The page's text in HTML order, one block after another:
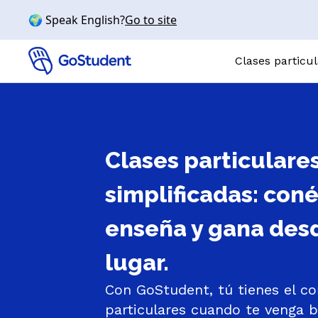
🌍 Speak English?Go to site
Clases
Física
Biología
Bachillerato
Clases
simplificadas:
enseña y gana
lugar.
Con GoStudent, tú tienes el
particulares cuando te venga